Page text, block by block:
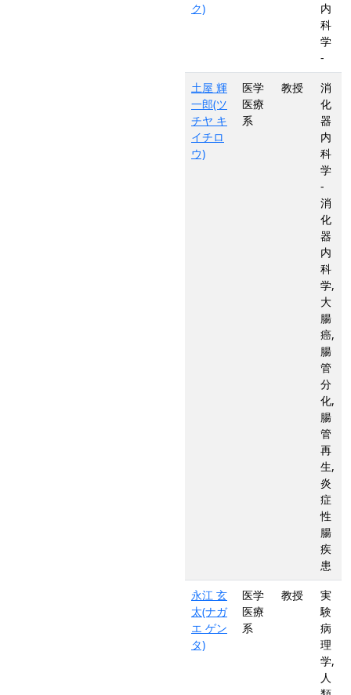
ク)
内
科
学
-
土屋 輝
一郎(ツ
チヤ キ
イチロ
ウ)
医学
医療
系
教授
消
化
器
内
科
学
-
消
化
器
内
科
学,
大
腸
癌,
腸
管
分
化,
腸
管
再
生,
炎
症
性
腸
疾
患
永江 玄
太(ナガ
エ ゲン
タ)
医学
医療
系
教授
実
験
病
理
学,
人